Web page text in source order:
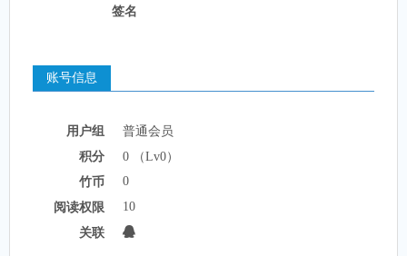
签名
账号信息
用户组
普通会员
积分
0 （Lv0）
竹币
0
阅读权限
10
关联